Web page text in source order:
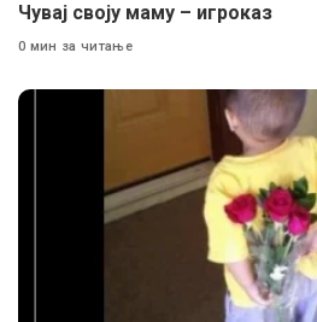
Чувај своју маму – игроказ
0 мин за читање